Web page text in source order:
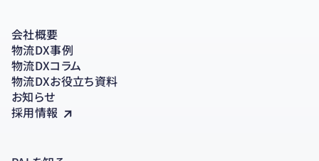
会社概要
物流DX事例
物流DXコラム
物流DXお役立ち資料
お知らせ
採用情報